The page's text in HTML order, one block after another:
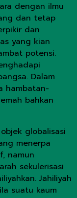
dengan ilmu
dan tetap
dan
yang kian
potensi.
Dalam
hambatan-
bahkan
globalisasi
menerpa
namun
sekulerisasi
Jahiliyah
suatu kaum